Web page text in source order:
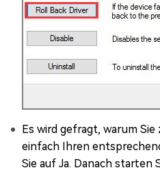
Es wird gefragt, warum
einfach Ihren
Sie auf Ja. Danach starten